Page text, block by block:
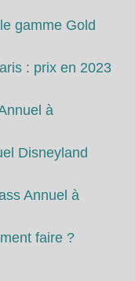
gamme Gold
: prix en 2023
à
Disneyland
Annuel à
faire ?